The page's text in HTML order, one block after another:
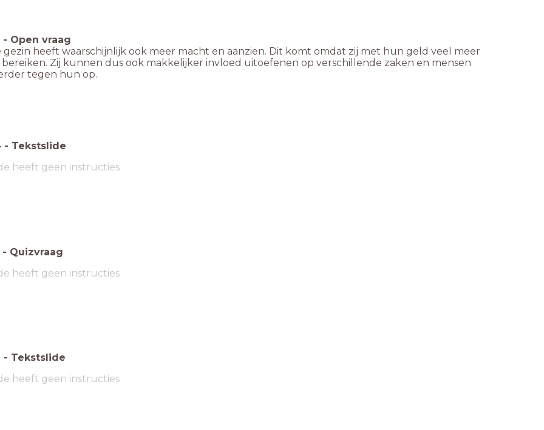
- Open vraag
gezin heeft waarschijnlijk ook meer macht en aanzien. Dit komt omdat zij met hun geld veel meer
Zij kunnen dus ook makkelijker invloed uitoefenen op verschillende zaken en mensen
tegen hun op.
- Tekstslide
heeft geen instructies
- Quizvraag
heeft geen instructies
- Tekstslide
heeft geen instructies